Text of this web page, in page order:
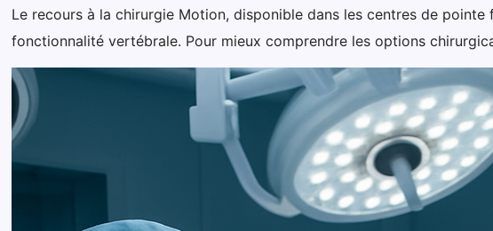
Le recours à la chirurgie Motion, disponible dans les centres de
fonctionnalité vertébrale. Pour mieux comprendre les options